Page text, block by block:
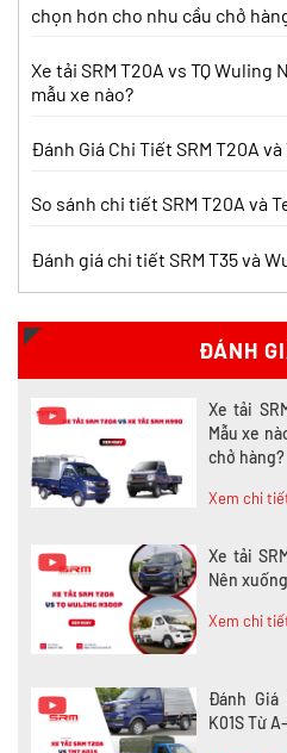
chọn hơn cho nhu cầu chở
Xe tải SRM T20A vs TQ
mẫu xe nào?
Đánh Giá Chi Tiết SRM T20A và
So sánh chi tiết SRM T20A và
Đánh giá chi tiết SRM T35 và
ĐÁNH
Pro? So
Nên mua
Tìm hiểu
Xe tải
Mẫu xe
chở hàng?
Xem chi
Xe tải
Nên
Xem chi
Đánh Giá
K01S Từ